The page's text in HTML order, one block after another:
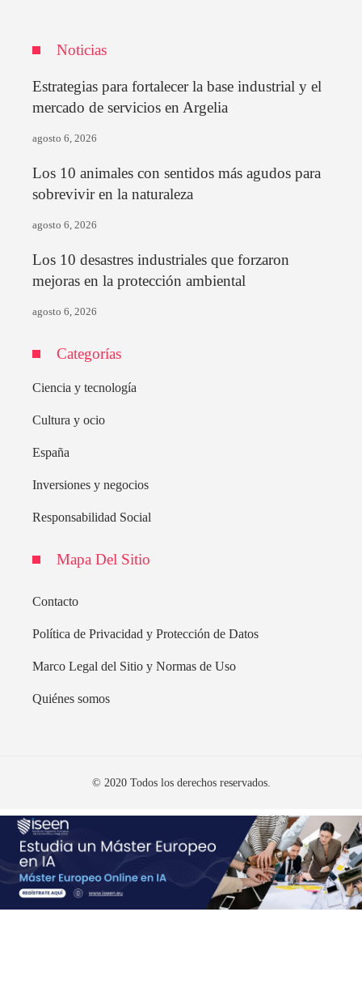
Noticias
Estrategias para fortalecer la base industrial y el
mercado de servicios en Argelia
agosto 6, 2026
Los 10 animales con sentidos más agudos para
sobrevivir en la naturaleza
agosto 6, 2026
Los 10 desastres industriales que forzaron
mejoras en la protección ambiental
agosto 6, 2026
Categorías
Ciencia y tecnología
Cultura y ocio
España
Inversiones y negocios
Responsabilidad Social
Mapa Del Sitio
Contacto
Política de Privacidad y Protección de Datos
Marco Legal del Sitio y Normas de Uso
Quiénes somos
© 2020 Todos los derechos reservados.